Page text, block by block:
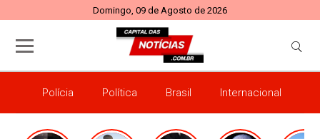
Domingo, 09 de Agosto de 2026
Polícia Política Brasil Internacional